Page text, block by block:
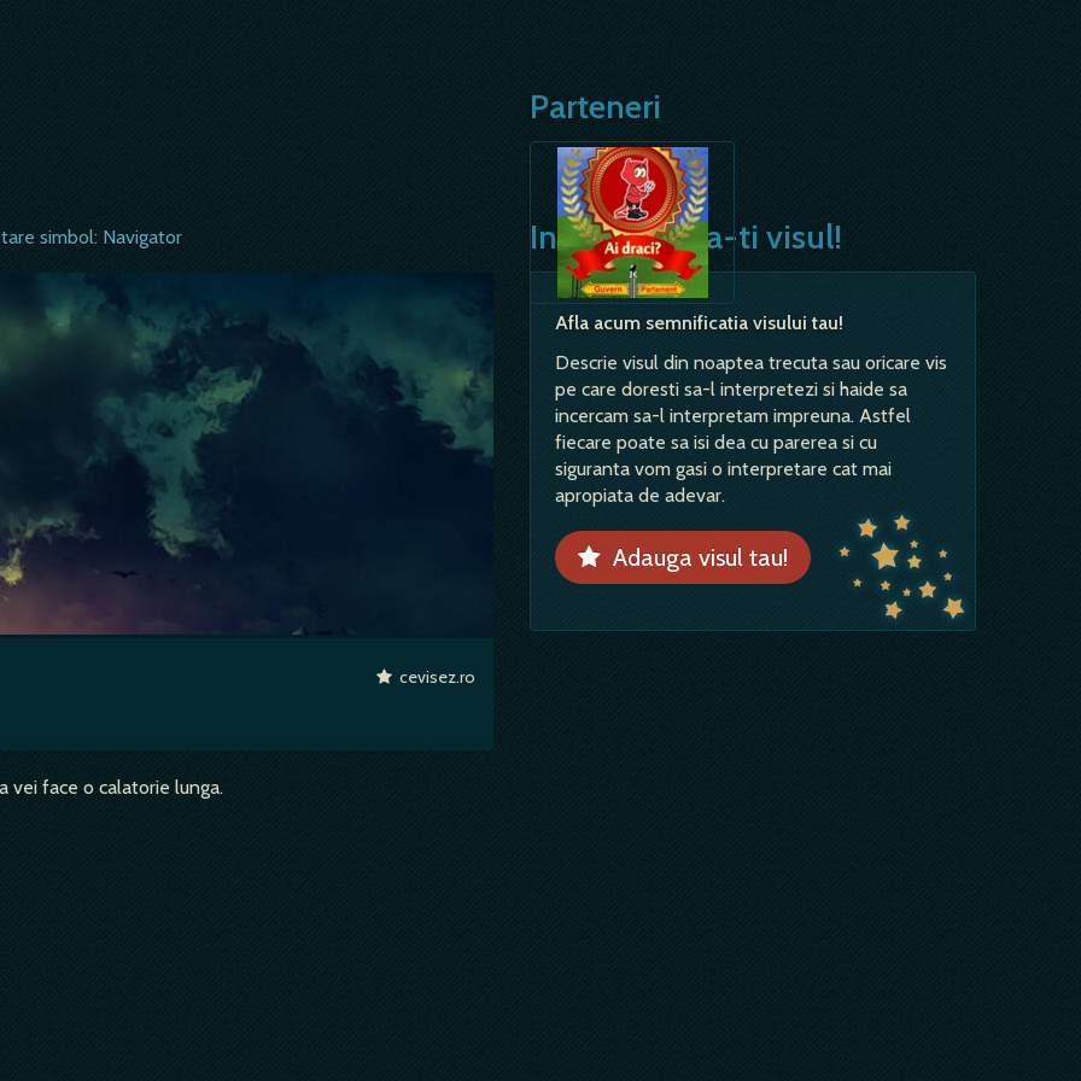
simbol: Navigator
cevisez.ro
vei face o calatorie lunga.
Interpreteaza-ti visul!
Afla acum semnificatia visului tau!
Descrie visul din noaptea trecuta sau oricare vis
pe care doresti sa-l interpretezi si haide sa
incercam sa-l interpretam impreuna. Astfel
fiecare poate sa isi dea cu parerea si cu
siguranta vom gasi o interpretare cat mai
apropiata de adevar.
Adauga visul tau!
Parteneri